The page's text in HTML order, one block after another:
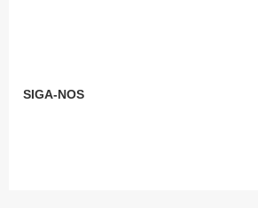
SIGA-NOS